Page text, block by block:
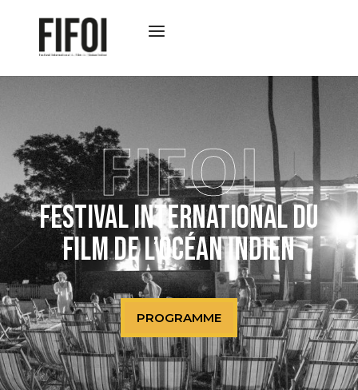
FIFOI
Festival international du
film de l’océan indien
PROGRAMME